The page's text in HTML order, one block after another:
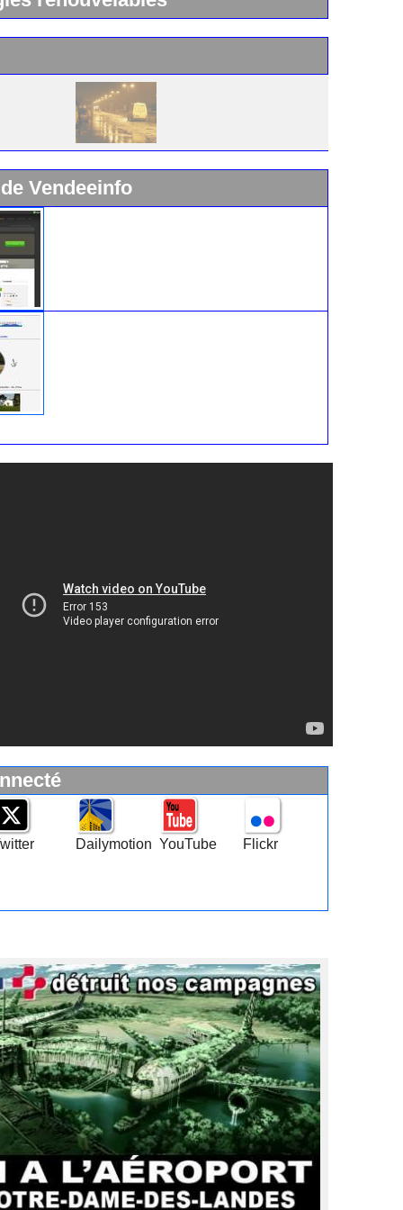
Vendeeinfo
Dailymotion YouTube Flickr